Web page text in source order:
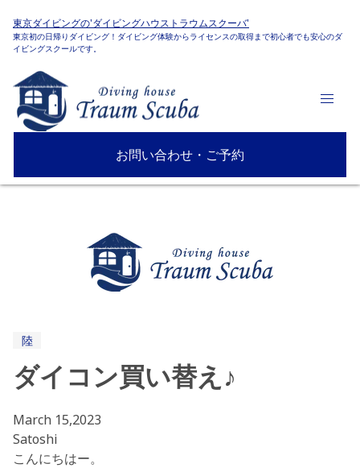
東京ダイビングの'ダイビングハウストラウムスクーバ'
東京初の日帰りダイビング！ダイビング体験からライセンスの取得まで初心者でも安心のダ
イビングスクールです。
お問い合わせ・ご予約
陸
ダイコン買い替え♪
March 15,2023
Satoshi
こんにちはー。